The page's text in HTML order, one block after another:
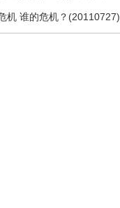
机 谁的危机？(20110727)